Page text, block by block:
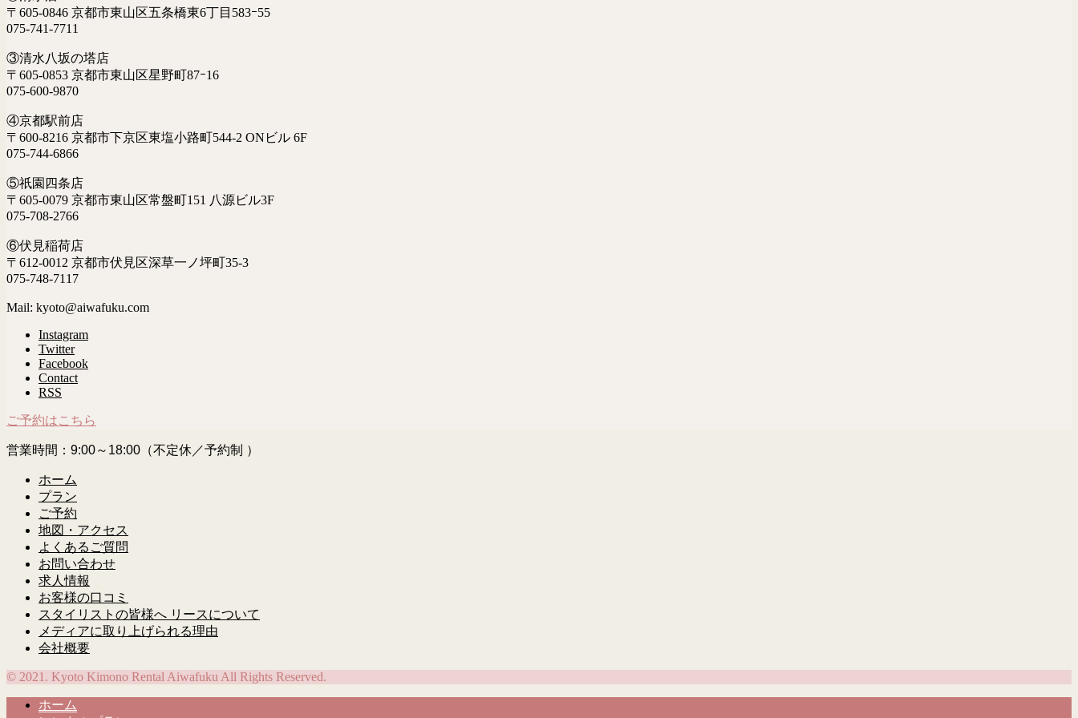
〒605-0846 京都市東山区五条橋東6丁目583ｰ55
075-741-7711
③清水八坂の塔店
〒605-0853 京都市東山区星野町87ｰ16
075-600-9870
④京都駅前店
〒600-8216 京都市下京区東塩小路町544-2 ONビル 6F
075-744-6866
⑤祇園四条店
〒605-0079 京都市東山区常盤町151 八源ビル3F
075-708-2766
⑥伏見稲荷店
〒612-0012 京都市伏見区深草一ノ坪町35-3
075-748-7117
Mail: kyoto@aiwafuku.com
Instagram
Twitter
Facebook
Contact
RSS
ご予約はこちら
営業時間：9:00～18:00（不定休／予約制 ）
ホーム
プラン
ご予約
地図・アクセス
よくあるご質問
お問い合わせ
求人情報
お客様の口コミ
スタイリストの皆様へ リースについて
メディアに取り上げられる理由
会社概要
© 2021. Kyoto Kimono Rental Aiwafuku All Rights Reserved.
ホーム